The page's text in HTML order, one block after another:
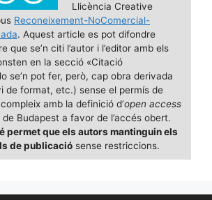
Llicència Creative
Reconeixement-NoComercial-
. Aquest article es pot difondre
que se’n citi l’autor i l’editor amb els
en la secció «Citació
se’n pot fer, però, cap obra derivada
de format, etc.) sense el permís de
compleix amb la definició d’open access
Budapest a favor de l’accés obert.
permet que els autors mantinguin els
de publicació sense restriccions.